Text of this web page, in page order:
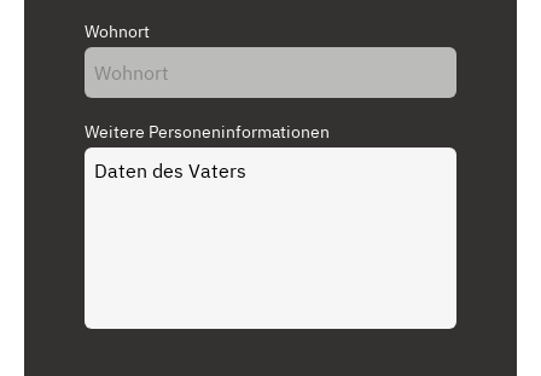
Wohnort
Weitere Personeninformationen